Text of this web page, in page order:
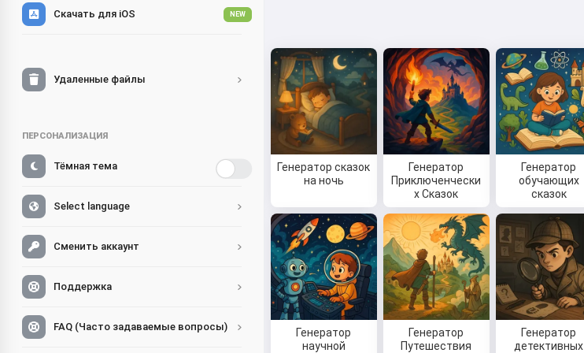
Скачать для iOS NEW
Удаленные файлы
ПЕРСОНАЛИЗАЦИЯ
Тёмная тема
Select language
Сменить аккаунт
Поддержка
FAQ (Часто задаваемые вопросы)
Генератор сказок
на ночь
Генератор
Приключенчески
х Сказок
Генератор
обучающих
сказок
Генератор
научной
Генератор
Путешествия
Генератор
детективных